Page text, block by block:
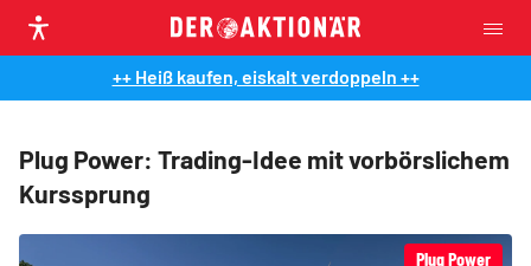
++ Heiß kaufen, eiskalt verdoppeln ++
Plug Power: Trading-Idee mit vorbörslichem
Kurssprung
Plug Power